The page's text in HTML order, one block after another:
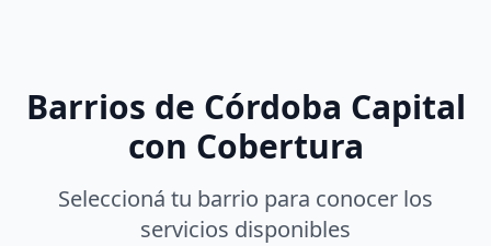
Barrios de Córdoba Capital
con Cobertura
Seleccioná tu barrio para conocer los
servicios disponibles